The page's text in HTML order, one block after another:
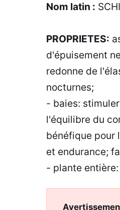
Nom latin :
PROPRIETES:
d'épuisement
redonne de
nocturnes;
- baies:
l'équilibre du
bénéfique pour
et endurance;
- plante